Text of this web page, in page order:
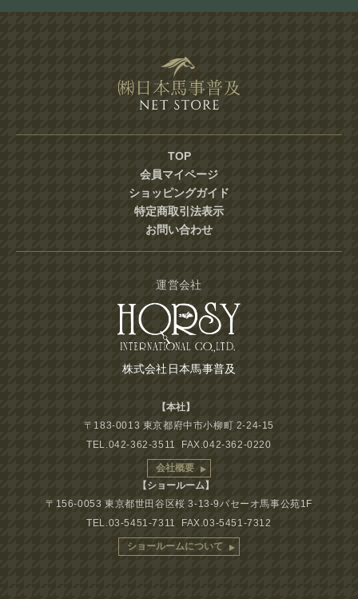
TOP
会員マイページ
ショッピングガイド
特定商取引法表示
お問い合わせ
運営会社
株式会社日本馬事普及
【本社】
〒183-0013 東京都府中市小柳町 2-24-15
TEL.042-362-3511 FAX.042-362-0220
会社概要
【ショールーム】
〒156-0053 東京都世田谷区桜 3-13-9パセーオ馬事公苑1F
TEL.03-5451-7311 FAX.03-5451-7312
ショールームについて